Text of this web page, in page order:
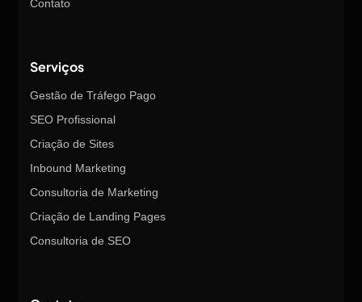
Contato
Serviços
Gestão de Tráfego Pago
SEO Profissional
Criação de Sites
Inbound Marketing
Consultoria de Marketing
Criação de Landing Pages
Consultoria de SEO